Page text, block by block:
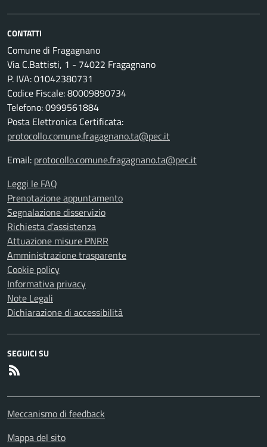
CONTATTI
Comune di Fragagnano
Via C.Battisti, 1 - 74022 Fragagnano
P. IVA: 01042380731
Codice Fiscale: 80009890734
Telefono: 0999561884
Posta Elettronica Certificata:
protocollo.comune.fragagnano.ta@pec.it
Email: protocollo.comune.fragagnano.ta@pec.it
Leggi le FAQ
Prenotazione appuntamento
Segnalazione disservizio
Richiesta d'assistenza
Attuazione misure PNRR
Amministrazione trasparente
Cookie policy
Informativa privacy
Note Legali
Dichiarazione di accessibilità
SEGUICI SU
Meccanismo di feedback
Mappa del sito